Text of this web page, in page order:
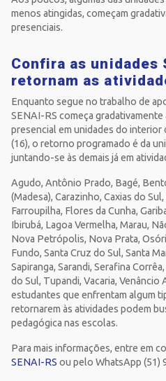
menos atingidas, começam
presenciais.
Confira as unidades
retornam as
Enquanto segue no trabalho de
SENAI-RS começa gradativamente
presencial em unidades do
(16), o retorno programado é da
juntando-se às demais já em
Agudo, Antônio Prado, Bagé,
(Madesa), Carazinho, Caxias do
Farroupilha, Flores da Cunha,
Ibirubá, Lagoa Vermelha, Marau,
Nova Petrópolis, Nova Prata,
Fundo, Santa Cruz do Sul, Santa
Sapiranga, Sarandi, Serafina
do Sul, Tupandi, Vacaria, Venâncio
estudantes que enfrentam algum
retornarem às atividades podem
pedagógica nas escolas.
Para mais informações, entre em
SENAI-RS ou pelo WhatsApp (51)